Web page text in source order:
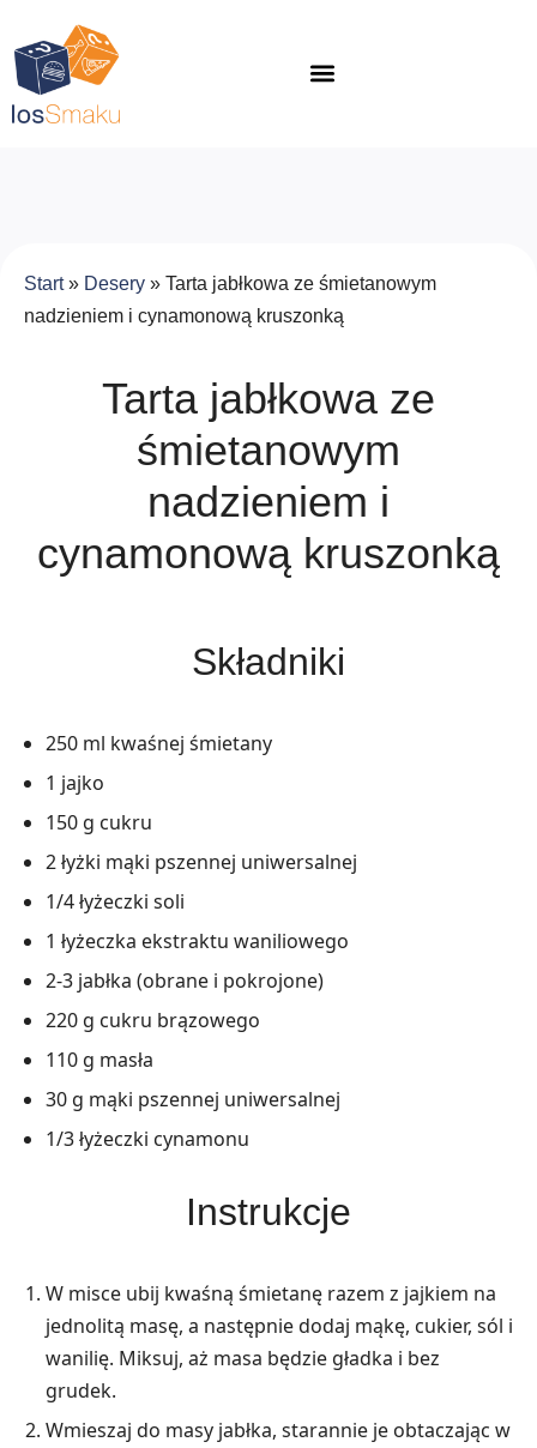
Start» Desery » Tarta jabłkowa ze śmietanowym
nadzieniem i cynamonową kruszonką
Tarta jabłkowa ze
śmietanowym
nadzieniem i
cynamonową kruszonką
Składniki
250 ml kwaśnej śmietany
1 jajko
150 g cukru
2 łyżki mąki pszennej uniwersalnej
1/4 łyżeczki soli
1 łyżeczka ekstraktu waniliowego
2-3 jabłka (obrane i pokrojone)
220 g cukru brązowego
110 g masła
30 g mąki pszennej uniwersalnej
1/3 łyżeczki cynamonu
Instrukcje
W misce ubij kwaśną śmietanę razem z jajkiem na
jednolitą masę, a następnie dodaj mąkę, cukier, sól i
wanilię. Miksuj, aż masa będzie gładka i bez
grudek.
Wmieszaj do masy jabłka, starannie je obtaczając w